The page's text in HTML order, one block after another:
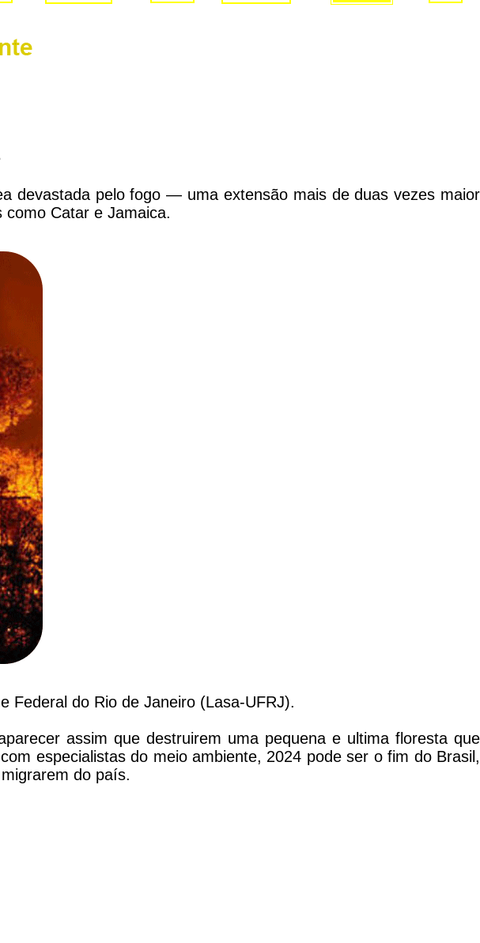
devastada pelo fogo — uma extensão mais de duas vezes maior
Catar e Jamaica.
Federal do Rio de Janeiro (Lasa-UFRJ).
assim que destruirem uma pequena e ultima floresta que
especialistas do meio ambiente, 2024 pode ser o fim do Brasil,
do país.